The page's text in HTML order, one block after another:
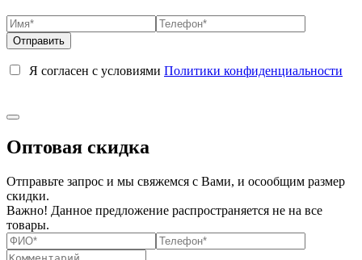
Я согласен с условиями Политики конфиденциальности
Оптовая скидка
Отправьте запрос и мы свяжемся с Вами, и осообщим размер
скидки.
Важно! Данное предложение распространяется не на все
товары.